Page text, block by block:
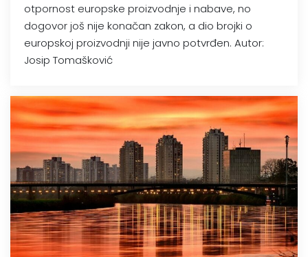
otpornost europske proizvodnje i nabave, no
dogovor još nije konačan zakon, a dio brojki o
europskoj proizvodnji nije javno potvrđen. Autor:
Josip Tomašković